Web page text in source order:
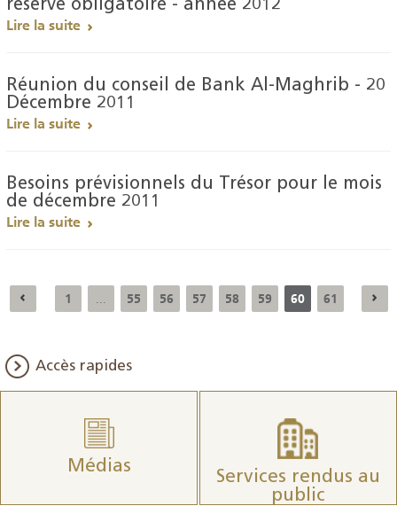
réserve obligatoire - année 2012
Lire la suite
Réunion du conseil de Bank Al-Maghrib - 20
Décembre 2011
Lire la suite
Besoins prévisionnels du Trésor pour le mois
de décembre 2011
Lire la suite
1 55 56 57 58 59 60 61
Accès rapides
Médias
Services rendus au
public